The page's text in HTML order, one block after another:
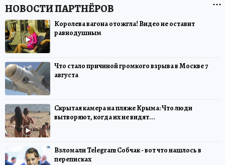
Королева вагона отожгла! Видео не оставит
равнодушным
Что стало причиной громкого взрыва в Москве 7
августа
Скрытая камера на пляже Крыма: Что люди
вытворяют, когда их не видят...
Взломали Telegram Собчак - вот что нашлось в
переписках